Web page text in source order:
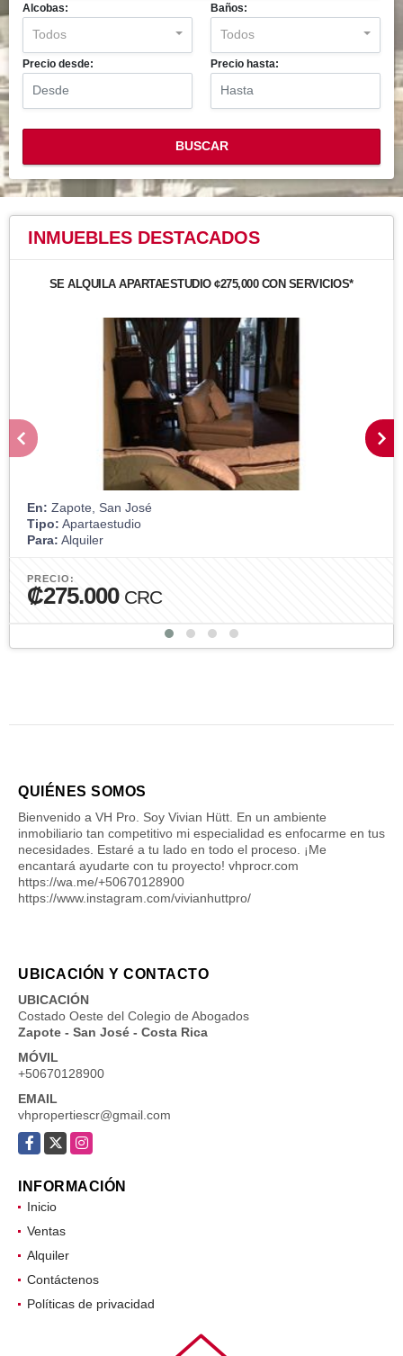
Alcobas:
Todos
Baños:
Todos
Precio desde: Precio hasta:
BUSCAR
INMUEBLES DESTACADOS
SE ALQUILA APARTAESTUDIO ¢275,000 CON SERVICIOS*
En: Zapote, San José
Tipo: Apartaestudio
Para: Alquiler
PRECIO:
₡275.000 CRC
QUIÉNES SOMOS
Bienvenido a VH Pro. Soy Vivian Hütt. En un ambiente
inmobiliario tan competitivo mi especialidad es enfocarme en tus
necesidades. Estaré a tu lado en todo el proceso. ¡Me
encantará ayudarte con tu proyecto! vhprocr.com
https://wa.me/+50670128900
https://www.instagram.com/vivianhuttpro/
UBICACIÓN Y CONTACTO
UBICACIÓN
Costado Oeste del Colegio de Abogados
Zapote - San José - Costa Rica
MÓVIL
+50670128900
EMAIL
vhpropertiescr@gmail.com
Facebook
X Instagram
INFORMACIÓN
Inicio
Ventas
Alquiler
Contáctenos
Políticas de privacidad